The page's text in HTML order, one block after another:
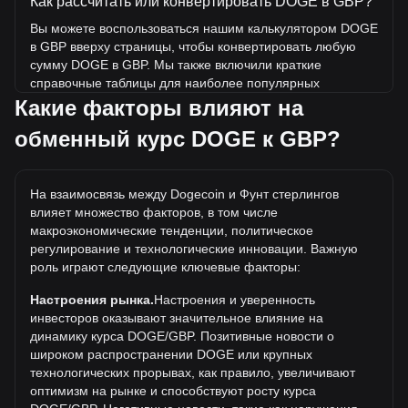
Вы можете воспользоваться нашим калькулятором DOGE
в GBP вверху страницы, чтобы конвертировать любую
сумму DOGE в GBP. Мы также включили краткие
справочные таблицы для наиболее популярных
конвертаций. Например, 5 GBP эквивалентны 97.13
DOGE, а 5 DOGE будут стоить около 0.2574GBP.
Какова самая высокая цена DOGE/GBP в
Самая высокая цена 1 DOGE в GBP за все время
составляет £0.5483. Еще неизвестно, превысит ли
стоимость 1 DOGE в GBP текущий исторический
максимум.
За последние 7 дней обменный курс Dogecoin (DOGE)
снизился на 1.20%. За последний месяц обменный курс
Dogecoin (DOGE) снизился на 5.15% по отношению к
следующей валюте: Фунт стерлингов (GBP).
Какие факторы влияют на
обменный курс DOGE к GBP?
На взаимосвязь между Dogecoin и Фунт стерлингов
влияет множество факторов, в том числе
макроэкономические тенденции, политическое
регулирование и технологические инновации. Важную
роль играют следующие ключевые факторы:
Настроения рынка.Настроения и уверенность
инвесторов оказывают значительное влияние на
динамику курса DOGE/GBP. Позитивные новости о
широком распространении DOGE или крупных
технологических прорывах, как правило, увеличивают
оптимизм на рынке и способствуют росту курса